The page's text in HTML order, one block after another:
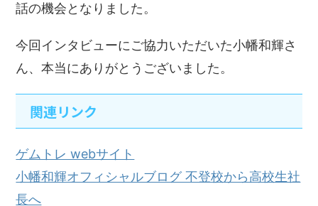
話の機会となりました。
今回インタビューにご協力いただいた小幡和輝さ
ん、本当にありがとうございました。
関連リンク
ゲムトレ webサイト
小幡和輝オフィシャルブログ 不登校から高校生社
長へ